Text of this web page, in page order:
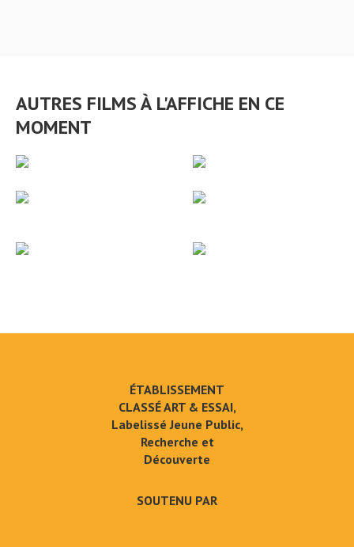
AUTRES FILMS À L'AFFICHE EN CE
MOMENT
ÉTABLISSEMENT
CLASSÉ ART & ESSAI,
Labelissé Jeune Public,
Recherche et
Découverte
SOUTENU PAR